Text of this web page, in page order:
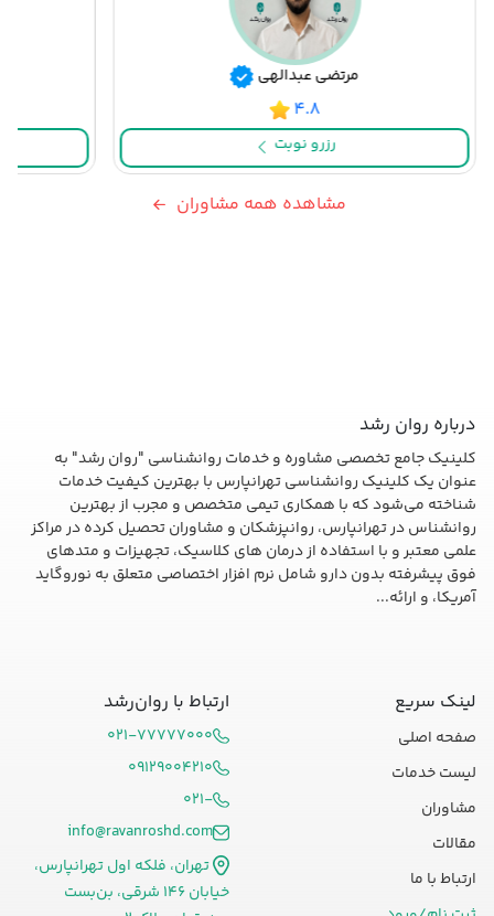
مرتضی عبدالهی
۴.۸
رزرو نوبت
مشاهده همه مشاوران
درباره روان رشد
کلینیک جامع تخصصی مشاوره و خدمات روانشناسی "روان رشد" به
عنوان یک کلینیک روانشناسی تهرانپارس با بهترین کیفیت خدمات
شناخته می‌شود که با همکاری تیمی متخصص و مجرب از بهترین
روانشناس در تهرانپارس، روانپزشکان و مشاوران تحصیل کرده در مراکز
علمی معتبر و با استفاده از درمان های کلاسیک، تجهیزات و متدهای
فوق پیشرفته بدون دارو شامل نرم افزار اختصاصی متعلق به نوروگاید
آمریکا، و ارائه...
لینک سریع
صفحه اصلی
لیست خدمات
مشاوران
مقالات
ارتباط با ما
ارتباط با روان‌رشد
۰۲۱-۷۷۷۷۷۰۰۰
۰۹۱۲۹۰۰۴۲۱۰
۰۲۱-
info@ravanroshd.com
تهران، فلکه اول تهرانپارس،
خیابان ۱۴۶ شرقی، بن‌بست